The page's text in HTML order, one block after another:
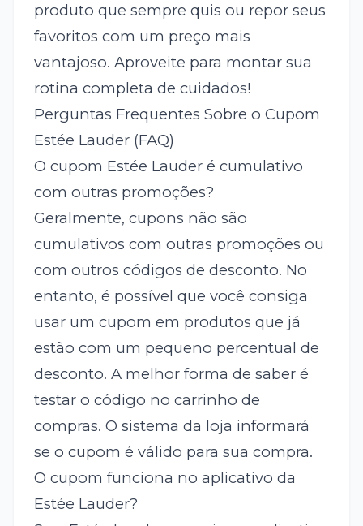
produto que sempre quis ou repor seus
favoritos com um preço mais
vantajoso. Aproveite para montar sua
rotina completa de cuidados!
Perguntas Frequentes Sobre o Cupom
Estée Lauder (FAQ)
O cupom Estée Lauder é cumulativo
com outras promoções?
Geralmente, cupons não são
cumulativos com outras promoções ou
com outros códigos de desconto. No
entanto, é possível que você consiga
usar um cupom em produtos que já
estão com um pequeno percentual de
desconto. A melhor forma de saber é
testar o código no carrinho de
compras. O sistema da loja informará
se o cupom é válido para sua compra.
O cupom funciona no aplicativo da
Estée Lauder?